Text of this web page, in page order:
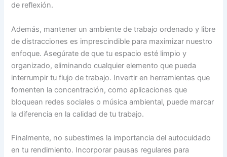
de reflexión.
Además, mantener un ambiente de trabajo ordenado y libre
de distracciones es imprescindible para maximizar nuestro
enfoque. Asegúrate de que tu espacio esté limpio y
organizado, eliminando cualquier elemento que pueda
interrumpir tu flujo de trabajo. Invertir en herramientas que
fomenten la concentración, como aplicaciones que
bloquean redes sociales o música ambiental, puede marcar
la diferencia en la calidad de tu trabajo.
Finalmente, no subestimes la importancia del autocuidado
en tu rendimiento. Incorporar pausas regulares para